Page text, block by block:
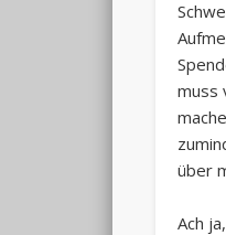
muss
über
Ach